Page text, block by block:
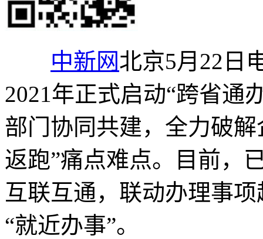
中新网北京5月22日
2021年正式启动“跨省通
部门协同共建，全力破
返跑”痛点难点。目前，
互联互通，联动办理事
“就近办事”。